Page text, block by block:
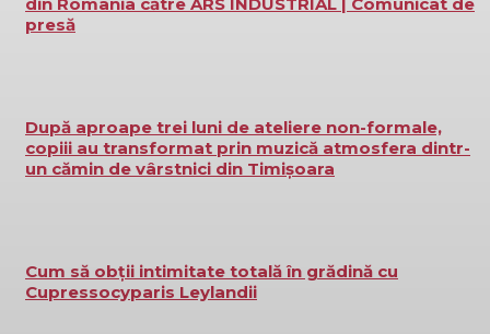
presă
După aproape trei luni de ateliere non-formale,
copiii au transformat prin muzică atmosfera dintr-
un cămin de vârstnici din Timișoara
Cum să obții intimitate totală în grădină cu
Cupressocyparis Leylandii